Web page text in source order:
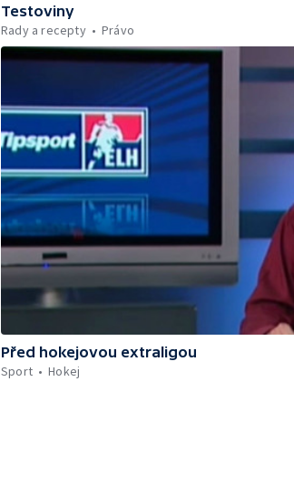
Testoviny
Rady a recepty
Právo
Před hokejovou extraligou
Sport
Hokej